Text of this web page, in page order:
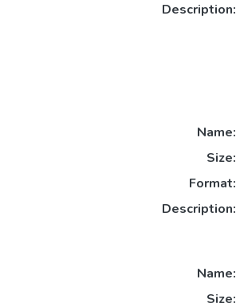
Description:
Name:
Size:
Format:
Description:
Name:
Size: